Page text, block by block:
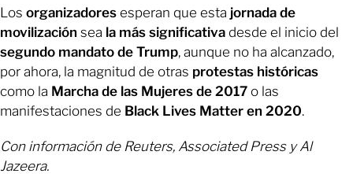
Los organizadores esperan que esta jornada de
movilización sea la más significativa desde el inicio del
segundo mandato de Trump, aunque no ha alcanzado,
por ahora, la magnitud de otras protestas históricas
como la Marcha de las Mujeres de 2017 o las
manifestaciones de Black Lives Matter en 2020.
Con información de Reuters, Associated Press y Al
Jazeera.